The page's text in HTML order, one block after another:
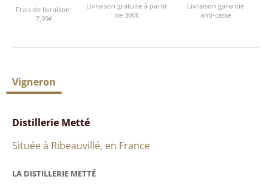
Frais de livraison:
7,99€
Livraison gratuite à partir
de 300€
Livraison garantie
anti-casse
Vigneron
Distillerie Metté
Située à Ribeauvillé, en France
LA DISTILLERIE METTÉ